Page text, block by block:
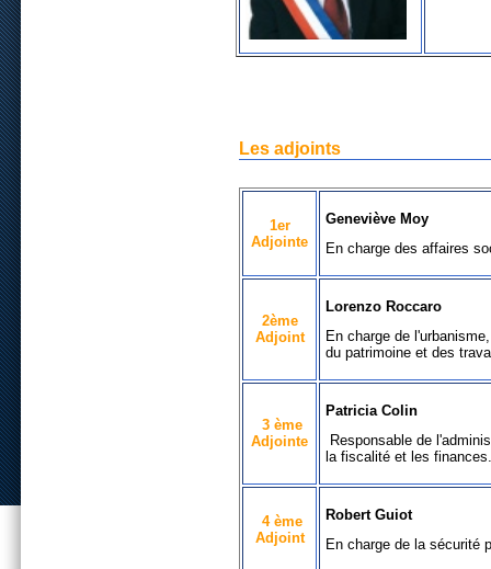
Les adjoints
1er
Adjointe
Geneviève Moy
En charge des affaires
2ème
Adjoint
Lorenzo Roccaro
En charge de
du patrimoine et des
3 ème
Adjointe
Patricia Colin
Responsable de
la fiscalité et les
4 ème
Adjoint
Robert Guiot
En charge de la sécurité